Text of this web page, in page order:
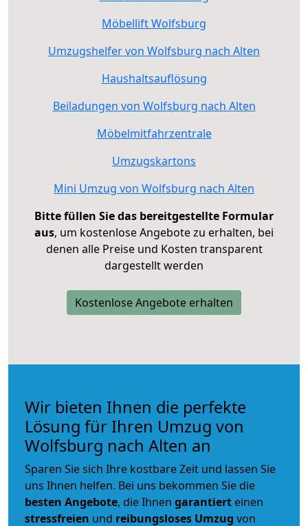
Möbellift Wolfsburg
Umzugshelfer von Wolfsburg nach Alten
Haushaltsauflösung
Beiladungen von Wolfsburg nach Alten
Möbelmitfahrzentrale
Umzugskartons
Mini Umzug von Wolfsburg nach Alten
Bitte füllen Sie das bereitgestellte Formular
aus, um kostenlose Angebote zu erhalten, bei
denen alle Preise und Kosten transparent
dargestellt werden
Kostenlose Angebote erhalten
Wir bieten Ihnen die perfekte
Lösung für Ihren Umzug von
Wolfsburg nach Alten an
Sparen Sie sich Ihre kostbare Zeit und lassen Sie
uns Ihnen helfen. Bei uns bekommen Sie die
besten Angebote, die Ihnen garantiert einen
stressfreien und reibungsloses Umzug von